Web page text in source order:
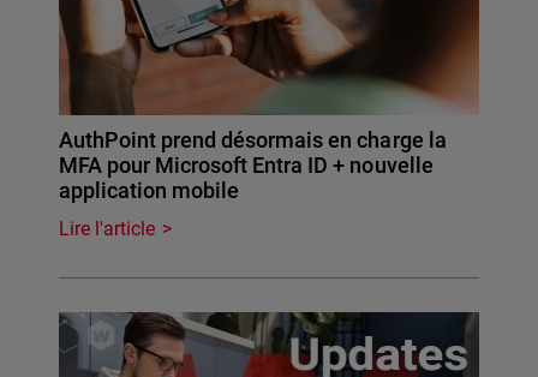
AuthPoint prend désormais en charge la
MFA pour Microsoft Entra ID + nouvelle
application mobile
Lire l'article